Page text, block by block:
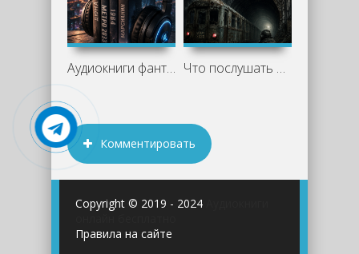
Аудиокниги фантастика слушать онлайн — Что послушать после «Метро 2033»:
Комментировать
Copyright © 2019 - 2024
Правила на сайте